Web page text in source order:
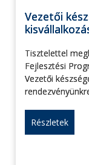
Vezetői
Tisztelettel
Fejlesztési
Vezetői
Részletek